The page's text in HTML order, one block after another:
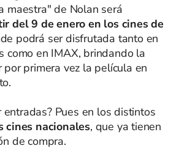
maestra" de Nolan será
del 9 de enero en los cines de
podrá ser disfrutada tanto en
como en IMAX, brindando la
primera vez la película en
entradas? Pues en los distintos
cines nacionales, que ya tienen
de compra.